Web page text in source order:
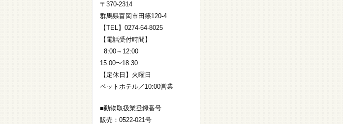
〒370-2314
群馬県富岡市田篠120-4
【TEL】0274-64-8025
【電話受付時間】
8:00～12:00
15:00〜18:30
【定休日】火曜日
ペットホテル／10:00営業
■動物取扱業登録番号
販売：0522-021号